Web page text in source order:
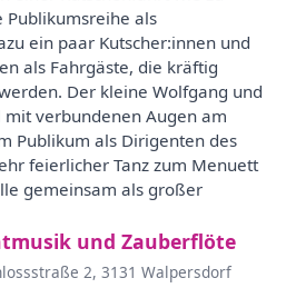
Publikumsreihe als
ein paar Kutscher:innen und
als Fahrgäste, die kräftig
Der kleine Wolfgang und
verbundenen Augen am
Publikum als Dirigenten des
feierlicher Tanz zum Menuett
gemeinsam als großer
und Zauberflöte
2, 3131 Walpersdorf